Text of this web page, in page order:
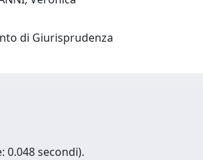
di Giurisprudenza
0.048 secondi).